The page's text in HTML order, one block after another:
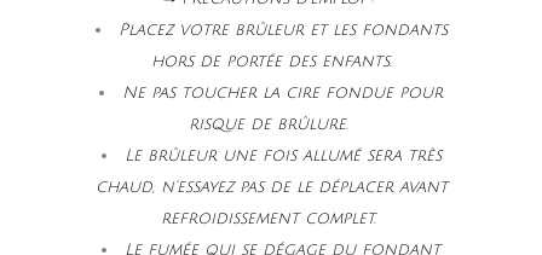
Placez votre brûleur et les fondants
hors de portée des enfants.
Ne pas toucher la cire fondue pour
risque de brûlure.
Le brûleur une fois allumé sera très
chaud, n’essayez pas de le déplacer avant
refroidissement complet.
Le fumée qui se dégage du fondant